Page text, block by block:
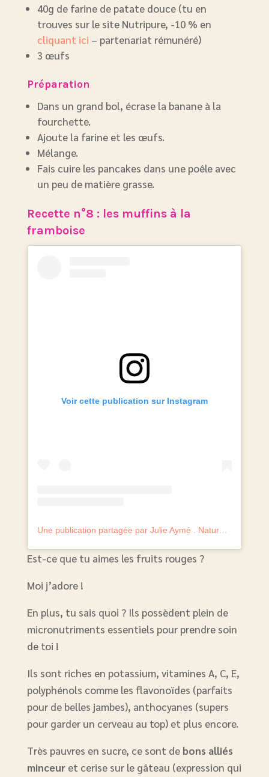
40g de farine de patate douce (tu en
trouves sur le site Nutripure, -10 % en
cliquant ici – partenariat rémunéré)
3 œufs
Préparation
Dans un grand bol, écrase la banane à la
fourchette.
Ajoute la farine et les œufs.
Mélange.
Fais cuire les pancakes dans une poêle avec
un peu de matière grasse.
Recette n°8 : les muffins à la
framboise
Voir cette publication sur Instagram
Une publication partagée par Julie Aymé . Naturopathe experte perte de poids (@julie.aymelanaturo)
Est-ce que tu aimes les fruits rouges ?
Moi j’adore !
En plus, tu sais quoi ? Ils possèdent plein de
micronutriments essentiels pour prendre soin
de toi !
Ils sont riches en potassium, vitamines A, C, E,
polyphénols comme les flavonoïdes (parfaits
pour de belles jambes), anthocyanes (supers
pour garder un cerveau au top) et plus encore.
Très pauvres en sucre, ce sont de bons alliés
minceuret cerise sur le gâteau (expression qui